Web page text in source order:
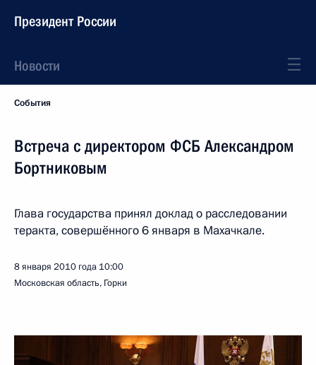
Президент России
Новости
События
Встреча с директором ФСБ Александром
Бортниковым
Глава государства принял доклад о расследовании
теракта, совершённого 6 января в Махачкале.
8 января 2010 года 10:00
Московская область, Горки